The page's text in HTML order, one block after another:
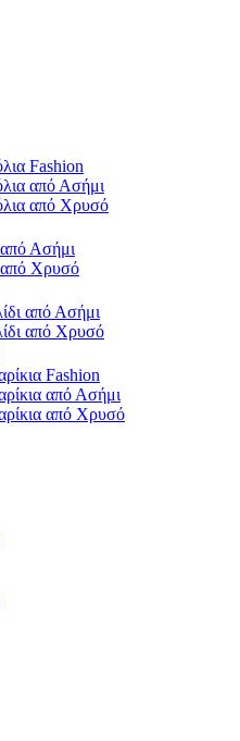
Fashion
από Ασήμι
από Χρυσό
Ασήμι
από Χρυσό
από Ασήμι
από Χρυσό
Fashion
από Ασήμι
από Χρυσό